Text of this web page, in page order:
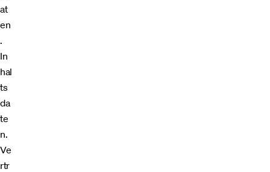
at
en
.
In
hal
ts
da
te
n.
Ve
rtr